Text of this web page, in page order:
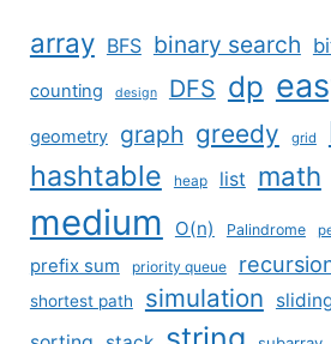
array BFS binary search
counting design DFS dp
geometry graph greedy grid
hashtable heap list math
medium O(n) Palindrome
prefix sum priority queue
shortest path simulation